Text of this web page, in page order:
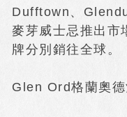
Dufftown、
麥芽威士忌推出市
牌分別銷往全球。
Glen Ord格蘭奧